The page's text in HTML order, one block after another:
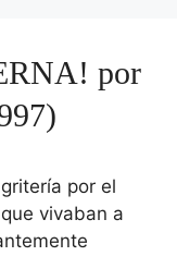
por
por el
vivaban a